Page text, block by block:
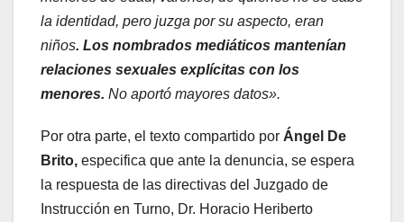
la identidad, pero juzga por su aspecto, eran
niños. Los nombrados mediáticos mantenían
relaciones sexuales explícitas con los
menores. No aportó mayores datos».
Por otra parte, el texto compartido por Ángel De
Brito, especifica que ante la denuncia, se espera
la respuesta de las directivas del Juzgado de
Instrucción en Turno, Dr. Horacio Heriberto